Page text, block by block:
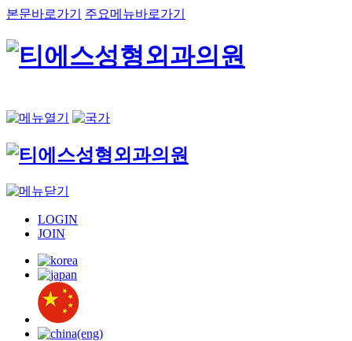
본문바로가기 주요메뉴바로가기
LOGIN
JOIN